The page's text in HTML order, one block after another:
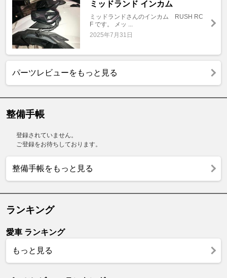
ミッドランド インカム
ミッドランドさんのインカム RUSH RC
F です。 メッ ...
2025年7月31日
パーツレビューをもっと見る
整備手帳
登録されていません。
ご登録をお待ちしております。
整備手帳をもっと見る
ランキング
愛車 ランキング
もっと見る